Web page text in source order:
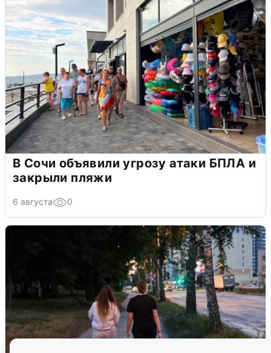
В Сочи объявили угрозу атаки БПЛА и
закрыли пляжи
6 августа 0